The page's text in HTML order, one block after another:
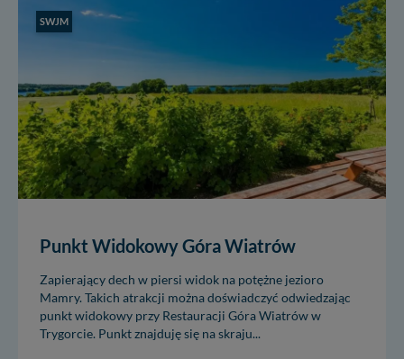
SWJM
Punkt Widokowy Góra Wiatrów
Zapierający dech w piersi widok na potężne jezioro
Mamry. Takich atrakcji można doświadczyć odwiedzając
punkt widokowy przy Restauracji Góra Wiatrów w
Trygorcie. Punkt znajduję się na skraju...